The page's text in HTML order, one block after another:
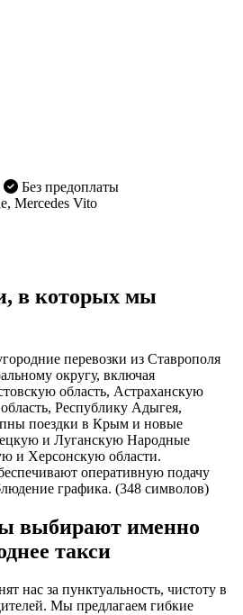
Без предоплаты
Mercedes Vito
в которых мы
перевозки из Ставрополя
округу, включая
область, Астраханскую
Республику Адыгея,
поездки в Крым и новые
и Луганскую Народные
и Херсонскую области.
оперативную подачу
графика. (348 символов)
выбирают именно
такси
нас за пунктуальность, чистоту в
Мы предлагаем гибкие